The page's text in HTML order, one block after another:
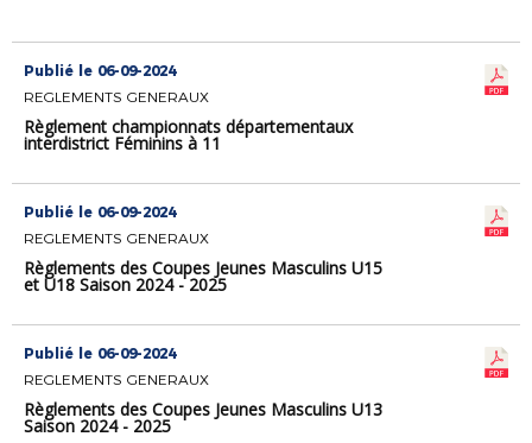
Publié le 06-09-2024
REGLEMENTS GENERAUX
Règlement championnats départementaux
interdistrict Féminins à 11
Publié le 06-09-2024
REGLEMENTS GENERAUX
Règlements des Coupes Jeunes Masculins U15
et U18 Saison 2024 - 2025
Publié le 06-09-2024
REGLEMENTS GENERAUX
Règlements des Coupes Jeunes Masculins U13
Saison 2024 - 2025